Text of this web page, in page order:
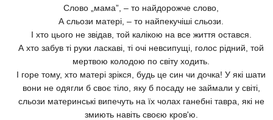
Слово „мама”, – то найдорожче слово,
А сльози матері, – то найпекучіші сльози.
І хто цього не звідав, той калікою на все життя остався.
А хто забув ті руки ласкаві, ті очі невсипущі, голос рідний, той
мертвою колодою по світу ходить.
І горе тому, хто матері зрікся, будь це син чи дочка! У які шати
вони не одягли б своє тіло, яку б посаду не займали у світі,
сльози материнські випечуть на їх чолах ганебні тавра, які не
змиють навіть своєю кров'ю.